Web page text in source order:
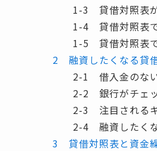
1-3 貸借対照表が
1-4 貸借対照表で
1-5 貸借対照表で
2 融資したくなる貸
2-1 借入金のない
2-2 銀行がチェッ
2-3 注目されるキ
2-4 融資したくな
3 貸借対照表と資金